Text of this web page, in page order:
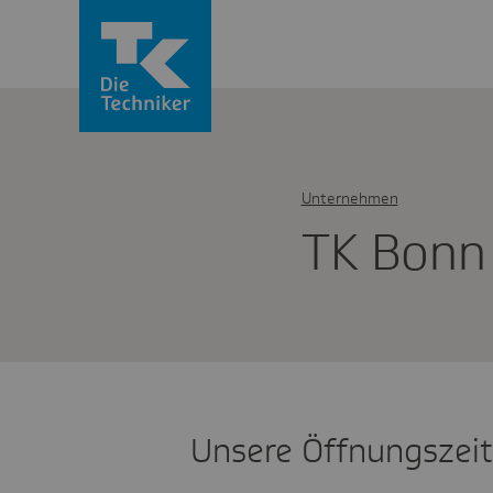
TK Bonn
Unternehmen
Unsere